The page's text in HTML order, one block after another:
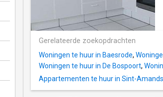
Gerelateerde zoekopdrachten
Woningen te huur in Baesrode,
Woningen te huur in De Bospoort,
Appartementen te huur in Sint-Amands